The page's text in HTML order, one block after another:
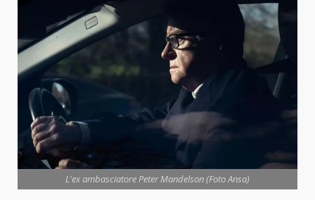
L'ex ambasciatore Peter Mandelson (Foto Ansa)